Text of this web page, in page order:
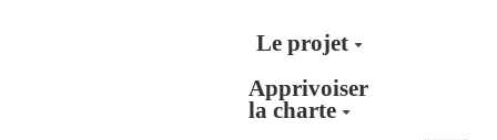
Aller au contenu principalLe projet
Apprivoiser
la charte